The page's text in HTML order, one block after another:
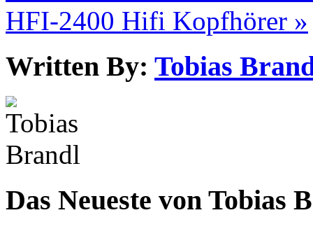
HFI-2400 Hifi Kopfhörer »
Written By: Tobias
Das Neueste von Tobias